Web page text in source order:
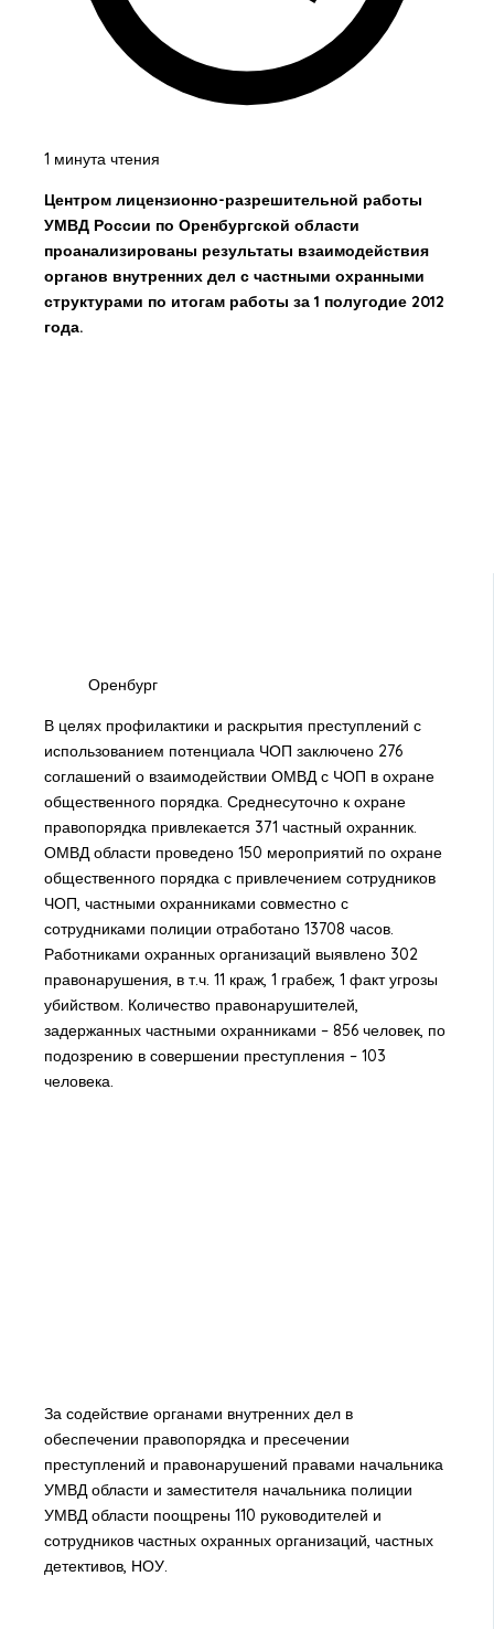
1 минута чтения
Центром лицензионно-разрешительной работы
УМВД России по Оренбургской области
проанализированы результаты взаимодействия
органов внутренних дел с частными охранными
структурами по итогам работы за 1 полугодие 2012
года.
Оренбург
В целях профилактики и раскрытия преступлений с
использованием потенциала ЧОП заключено 276
соглашений о взаимодействии ОМВД с ЧОП в охране
общественного порядка. Среднесуточно к охране
правопорядка привлекается 371 частный охранник.
ОМВД области проведено 150 мероприятий по охране
общественного порядка с привлечением сотрудников
ЧОП, частными охранниками совместно с
сотрудниками полиции отработано 13708 часов.
Работниками охранных организаций выявлено 302
правонарушения, в т.ч. 11 краж, 1 грабеж, 1 факт угрозы
убийством. Количество правонарушителей,
задержанных частными охранниками – 856 человек, по
подозрению в совершении преступления – 103
человека.
За содействие органами внутренних дел в
обеспечении правопорядка и пресечении
преступлений и правонарушений правами начальника
УМВД области и заместителя начальника полиции
УМВД области поощрены 110 руководителей и
сотрудников частных охранных организаций, частных
детективов, НОУ.